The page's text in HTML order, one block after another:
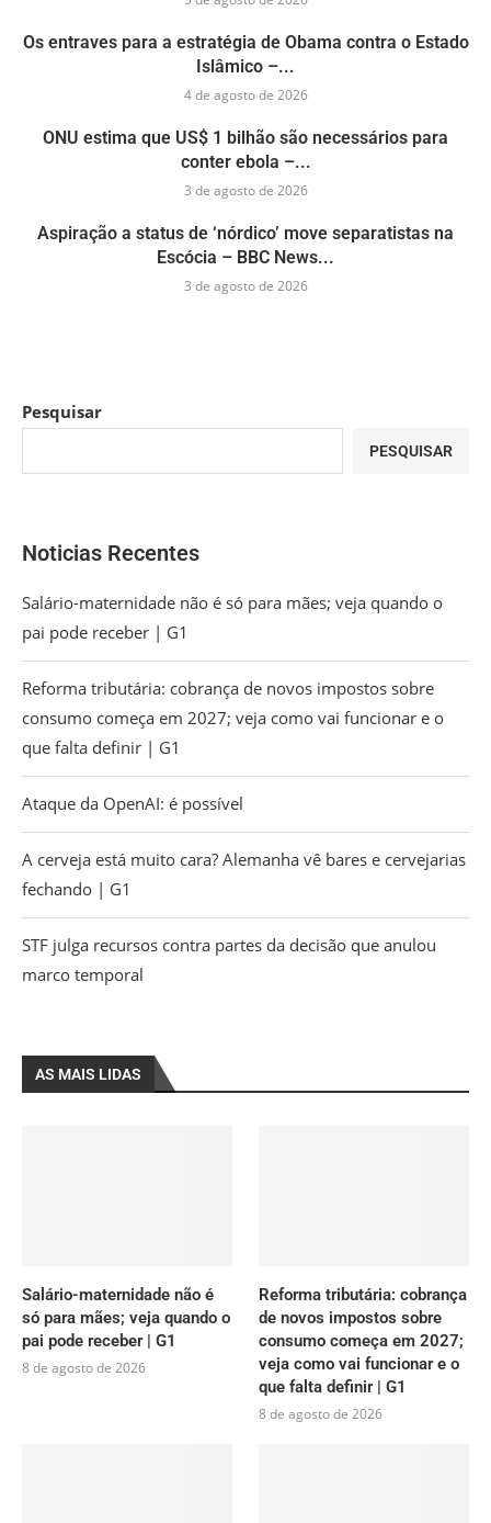
Os entraves para a estratégia de Obama contra o Estado
Islâmico –...
4 de agosto de 2026
ONU estima que US$ 1 bilhão são necessários para
conter ebola –...
3 de agosto de 2026
Aspiração a status de ‘nórdico’ move separatistas na
Escócia – BBC News...
3 de agosto de 2026
Pesquisar
PESQUISAR
Noticias Recentes
Salário-maternidade não é só para mães; veja quando o
pai pode receber | G1
Reforma tributária: cobrança de novos impostos sobre
consumo começa em 2027; veja como vai funcionar e o
que falta definir | G1
Ataque da OpenAI: é possível
A cerveja está muito cara? Alemanha vê bares e cervejarias
fechando | G1
STF julga recursos contra partes da decisão que anulou
marco temporal
AS MAIS LIDAS
Salário-maternidade não é
só para mães; veja quando o
pai pode receber | G1
8 de agosto de 2026
Reforma tributária: cobrança
de novos impostos sobre
consumo começa em 2027;
veja como vai funcionar e o
que falta definir | G1
8 de agosto de 2026